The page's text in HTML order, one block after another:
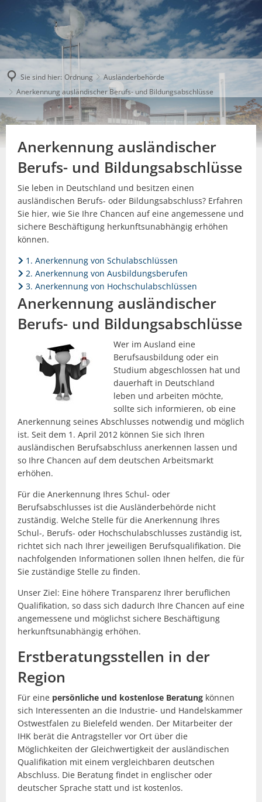
Sie sind hier: Ordnung
Ausländerbehörde
Anerkennung ausländischer Berufs- und Bildungsabschlüsse
Anerkennung ausländischer
Berufs- und Bildungsabschlüsse
Sie leben in Deutschland und besitzen einen
ausländischen Berufs- oder Bildungsabschluss? Erfahren
Sie hier, wie Sie Ihre Chancen auf eine angemesse­ne und
sichere Beschäftigung herkunftsun­abhängig erhöhen
können.
1. Anerkennung von Schulabschlüssen
2. Anerkennung von Ausbildungsberufen
3. Anerkennung von Hochschulabschlüssen
Anerkennung ausländischer
Berufs- und Bildungsabschlüsse
Wer im Ausland eine
Berufsausbildung oder ein
Studium abgeschlossen hat und
dauerhaft in Deutschland
leben und arbeiten möchte,
sollte sich informieren, ob eine
Anerkennung seines Abschlusses notwendig und möglich
ist. Seit dem 1. April 2012 können Sie sich Ihren
ausländischen Berufsabschluss anerkennen lassen und
so Ihre Chancen auf dem deutschen Arbeitsmarkt
erhöhen.
Für die Anerkennung Ihres Schul- oder
Berufsabschlusses ist die Ausländerbehörde nicht
zuständig. Welche Stelle für die Anerkennung Ihres
Schul-, Berufs- oder Hochschulabschlusses zuständig ist,
richtet sich nach Ihrer jeweiligen Berufsqualifikation. Die
nachfolgenden Informationen sollen Ihnen helfen, die für
Sie zuständige Stelle zu finden.
Unser Ziel: Eine hö­here Transparenz Ihrer beruflichen
Qualifikation, so dass sich dadurch Ihre Chancen auf eine
angemesse­ne und möglichst sichere Beschäftigung
herkunftsun­abhängig erhöhen.
Erstberatungsstellen in der
Region
Für eine persönliche und kostenlose Beratung können
sich Interessenten an die Industrie- und Handelskammer
Ostwestfalen zu Bielefeld wenden. Der Mitarbeiter der
IHK berät die Antragsteller vor Ort über die
Möglichkeiten der Gleichwertigkeit der ausländischen
Qualifikation mit einem vergleichbaren deutschen
Abschluss. Die Beratung findet in englischer oder
deutscher Sprache statt und ist kostenlos.